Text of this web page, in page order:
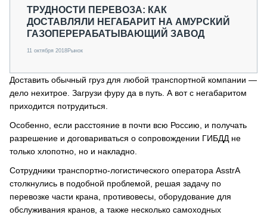
ТРУДНОСТИ ПЕРЕВОЗА: КАК
ДОСТАВЛЯЛИ НЕГАБАРИТ НА АМУРСКИЙ
ГАЗОПЕРЕРАБАТЫВАЮЩИЙ ЗАВОД
11 октября 2018Рынок
Доставить обычный груз для любой транспортной компании —
дело нехитрое. Загрузи фуру да в путь. А вот с негабаритом
приходится потрудиться.
Особенно, если расстояние в почти всю Россию, и получать
разрешение и договариваться о сопровождении ГИБДД не
только хлопотно, но и накладно.
Сотрудники транспортно-логистического оператора AsstrA
столкнулись в подобной проблемой, решая задачу по
перевозке части крана, противовесы, оборудование для
обслуживания кранов, а также несколько самоходных